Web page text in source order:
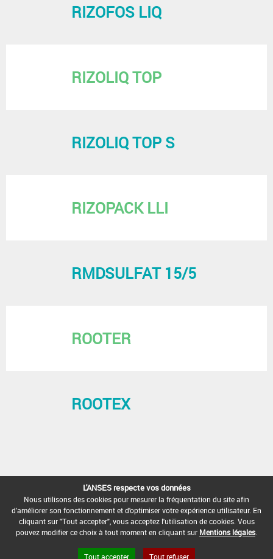
RIZOFOS LIQ
RIZOLIQ TOP
RIZOLIQ TOP S
RIZOPACK LLI
RMDSULFAT 15/5
ROOTER
ROOTEX
L'ANSES respecte vos données
Nous utilisons des cookies pour mesurer la fréquentation du site afin
d'améliorer son fonctionnement et d'optimiser votre expérience utilisateur. En
cliquant sur "Tout accepter", vous acceptez l'utilisation de cookies. Vous
pouvez modifier ce choix à tout moment en cliquant sur Mentions légales
Tout accepter Tout refuser